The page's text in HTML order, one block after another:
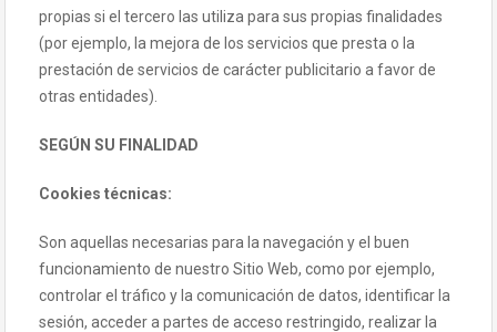
propias si el tercero las utiliza para sus propias finalidades
(por ejemplo, la mejora de los servicios que presta o la
prestación de servicios de carácter publicitario a favor de
otras entidades).
SEGÚN SU FINALIDAD
Cookies técnicas:
Son aquellas necesarias para la navegación y el buen
funcionamiento de nuestro Sitio Web, como por ejemplo,
controlar el tráfico y la comunicación de datos, identificar la
sesión, acceder a partes de acceso restringido, realizar la